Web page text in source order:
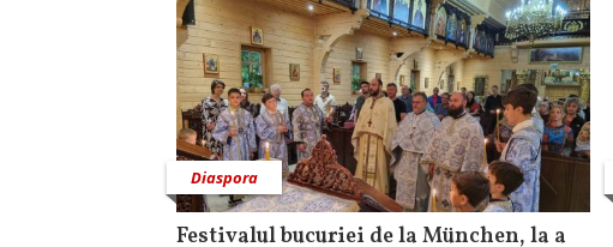
Diaspora
Festivalul bucuriei de la München, la a